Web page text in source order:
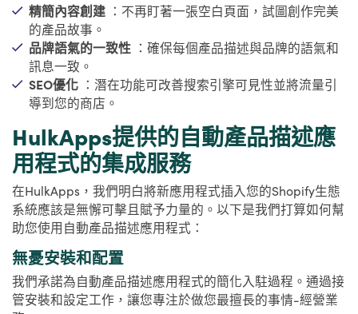
精簡內容創建 ：不再盯著一張空白頁面，試圖創作完美
的產品故事。
品牌語氣的一致性 ：確保每個產品描述與品牌的語氣和
訊息一致。
SEO優化 ：潛在功能可改善搜索引擎可見性並將流量引
導到您的商店。
HulkApps提供的自動產品描述應
用程式的集成服務
在HulkApps，我們明白將新應用程式插入您的Shopify生態
系統應該是無懈可擊且賦予力量的。以下是我們打算如何幫
助您使用自動產品描述應用程式：
無憂安裝和配置
我們承諾為自動產品描述應用程式的簡化入駐過程。通過接
管安裝和設定工作，讓您專注於做您最擅長的事情-經營業